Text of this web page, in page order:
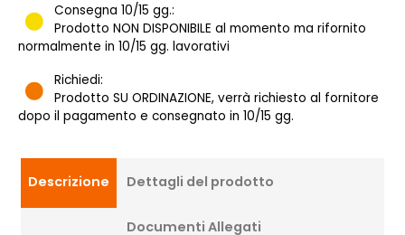
Consegna 10/15 gg.:
Prodotto NON DISPONIBILE al momento ma rifornito
normalmente in 10/15 gg. lavorativi
Richiedi:
Prodotto SU ORDINAZIONE, verrà richiesto al fornitore
dopo il pagamento e consegnato in 10/15 gg.
Descrizione Dettagli del prodotto
Documenti Allegati